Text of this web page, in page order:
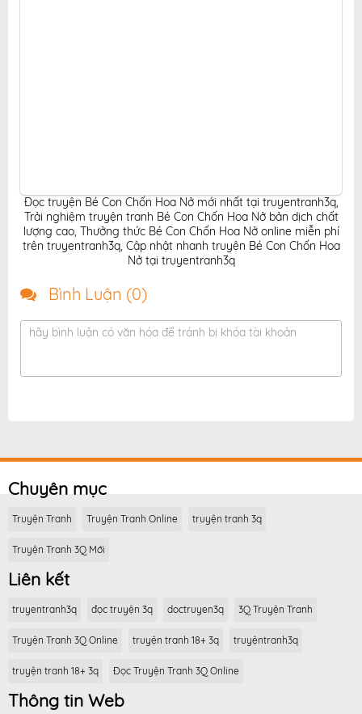
Đọc truyện Bé Con Chốn Hoa Nở mới nhất tại truyentranh3q,
Trải nghiệm truyện tranh Bé Con Chốn Hoa Nở bản dịch chất
lượng cao, Thưởng thức Bé Con Chốn Hoa Nở online miễn phí
trên truyentranh3q, Cập nhật nhanh truyện Bé Con Chốn Hoa
Nở tại truyentranh3q
Bình Luận (0)
hãy bình luận có văn hóa để tránh bị khóa tài khoản
Chuyên mục
Truyện Tranh Truyện Tranh Online truyện tranh 3q
Truyện Tranh 3Q Mới
Liên kết
truyentranh3q đọc truyện 3q doctruyen3q 3Q Truyện Tranh
Truyện Tranh 3Q Online truyện tranh 18+ 3q truyệntranh3q
truyện tranh 18+ 3q Đọc Truyện Tranh 3Q Online
Thông tin Web